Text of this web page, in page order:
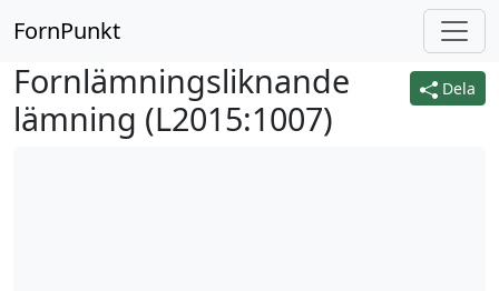
FornPunkt
Dela
Fornlämningsliknande
lämning (L2015:1007)